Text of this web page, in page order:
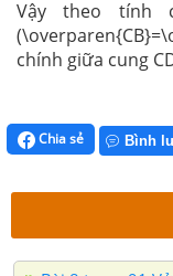
Vậy theo
chính giữa cung
Chia sẻ Bình